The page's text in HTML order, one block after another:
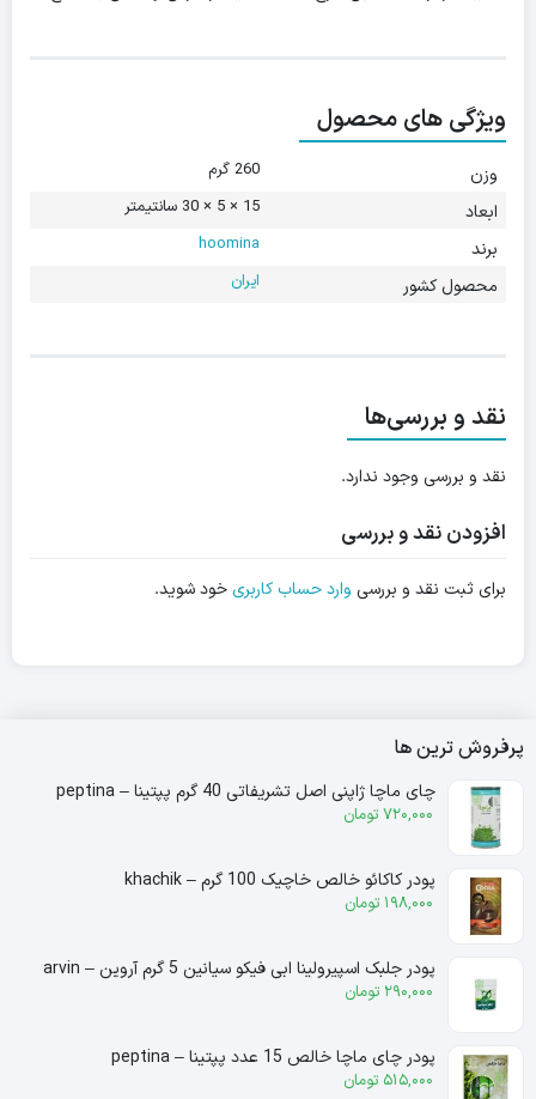
ویژگی های محصول
وزن 260 گرم
ابعاد 15 × 5 × 30 سانتیمتر
برند hoomina
محصول کشور ایران
نقد و بررسی‌ها
نقد و بررسی وجود ندارد.
افزودن نقد و بررسی
برای ثبت نقد و بررسی وارد حساب کاربریخود شوید.
پرفروش ترین ها
چای ماچا ژاپنی اصل تشریفاتی 40 گرم پپتینا – peptina
720,000 تومان
پودر کاکائو خالص خاچیک 100 گرم – khachik
198,000 تومان
پودر جلبک اسپیرولینا ابی فیکو سیانین 5 گرم آروین – arvin
290,000 تومان
پودر چای ماچا خالص 15 عدد پپتینا – peptina
515,000 تومان